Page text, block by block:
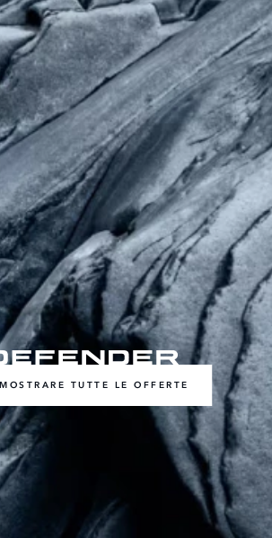
MOSTRARE TUTTE LE OFFERTE